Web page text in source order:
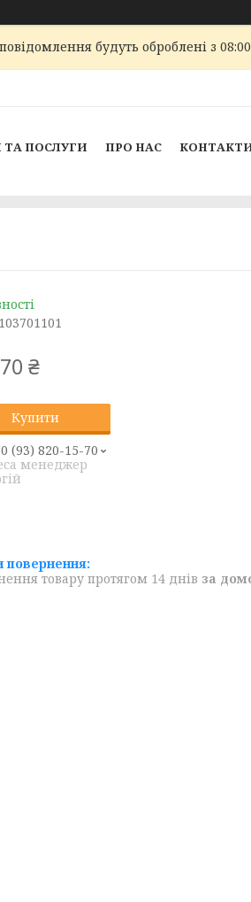
будуть оброблені з
ТА ПОСЛУГИ ПРО НАС
₴
Купити
(93) 820-15-70
менеджер
товару протягом 14 днів за